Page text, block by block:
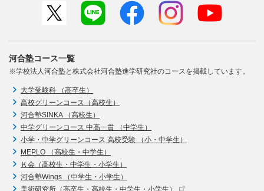
河合塾コース一覧
※学校法人河合塾と株式会社河合塾進学研究社のコースを掲載しています。
大学受験科 （高卒生）
高校グリーンコース（高校生）
河合塾SINKA （高校生）
中学グリーンコース 中高一貫 （中学生）
小学・中学グリーンコース 高校受験 （小・中学生）
MEPLO （高校生・中学生）
Ｋ会（高校生・中学生・小学生）
河合塾Wings （中学生・小学生）
美術研究所（高卒生・高校生・中学生・小学生）